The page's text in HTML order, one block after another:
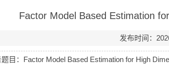
Factor Model Based Estimation
发布时间：
目：Factor Model Based Estimation for High